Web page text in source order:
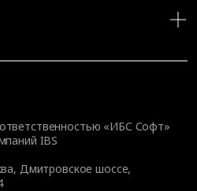
«ИБС Софт»
IBS
, Дмитровское шоссе,